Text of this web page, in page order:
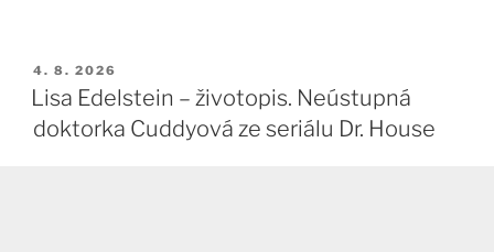
PUBLIKOVÁNO
4. 8. 2026
Lisa Edelstein – životopis. Neústupná
doktorka Cuddyová ze seriálu Dr. House